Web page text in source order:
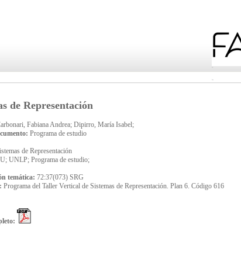
de Representación
Fabiana Andrea; Dipirro, María Isabel;
Programa de estudio
de Representación
UNLP; Programa de estudio;
temática: 72:37(073) SRG
Programa del Taller Vertical de Sistemas de Representación. Plan 6. Código 616